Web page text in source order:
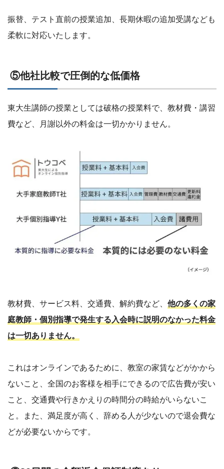
振替、テスト直前の授業追加、長期休暇の追加受講なども
柔軟に対応いたします。
⑤他社比較で圧倒的な低価格
東大生講師の授業としては破格の授業料で、教材費・講習
費など、月謝以外の料金は一切かかりません。
教材費、サービス料、交通費、解約費など、 他の多くの家
庭教師・個別指導で発生する入会時に説明のなかった料金
は一切ありません。
これはオンラインであるために、教室の家賃などがかから
ないこと、全国のお客様を相手にできるので広告費が安い
こと、交通費や行きかえりの時間分の時給がいらないこ
と。また、満足度が高く、辞める人が少ないので退会費な
どが必要ないからです。